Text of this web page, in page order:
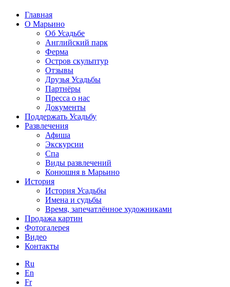
Главная
О Марьино
Об Усадьбе
Английский парк
Ферма
Остров скульптур
Отзывы
Друзья Усадьбы
Партнёры
Пресса о нас
Документы
Поддержать Усадьбу
Развлечения
Афиша
Экскурсии
Спа
Виды развлечений
Конюшня в Марьино
История
История Усадьбы
Имена и судьбы
Время, запечатлённое художниками
Продажа картин
Фотогалерея
Видео
Контакты
Ru
En
Fr